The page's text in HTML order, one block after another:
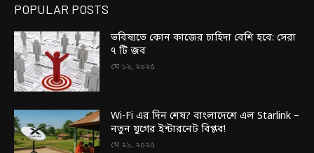
POPULAR POSTS
ভবিষ্যতে কোন কাজের চাহিদা বেশি হবে: সেরা
৭ টি জব
মে ১২, ২০২৫
Wi-Fi এর দিন শেষ? বাংলাদেশে এল Starlink –
নতুন যুগের ইন্টারনেট বিপ্লব!
মে ২১, ২০২৫